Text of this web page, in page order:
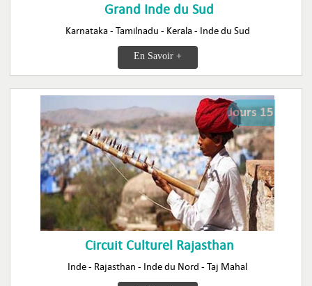
Grand Inde du Sud
Karnataka - Tamilnadu - Kerala - Inde du Sud
En Savoir +
Jours 15
Circuit Culturel Rajasthan
Inde - Rajasthan - Inde du Nord - Taj Mahal